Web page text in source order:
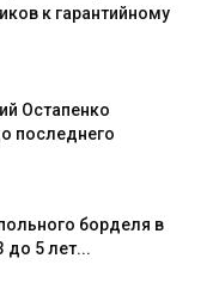
к гарантийному
Остапенко
последнего
борделя в
до 5 лет...